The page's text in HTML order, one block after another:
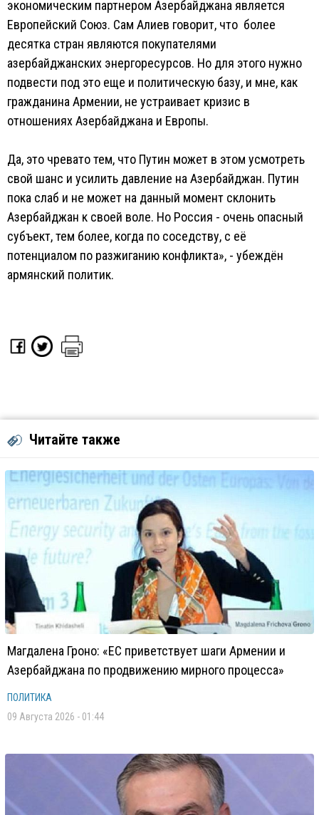
экономическим партнером Азербайджана является
Европейский Союз. Сам Алиев говорит, что более
десятка стран являются покупателями
азербайджанских энергоресурсов. Но для этого нужно
подвести под это еще и политическую базу, и мне, как
гражданина Армении, не устраивает кризис в
отношениях Азербайджана и Европы.
Да, это чревато тем, что Путин может в этом усмотреть
свой шанс и усилить давление на Азербайджан. Путин
пока слаб и не может на данный момент склонить
Азербайджан к своей воле. Но Россия - очень опасный
субъект, тем более, когда по соседству, с её
потенциалом по разжиганию конфликта», - убеждён
армянский политик.
Читайте также
Магдалена Гроно: «ЕС приветствует шаги Армении и
Азербайджана по продвижению мирного процесса»
ПОЛИТИКА
09 Августа 2026 - 01:44